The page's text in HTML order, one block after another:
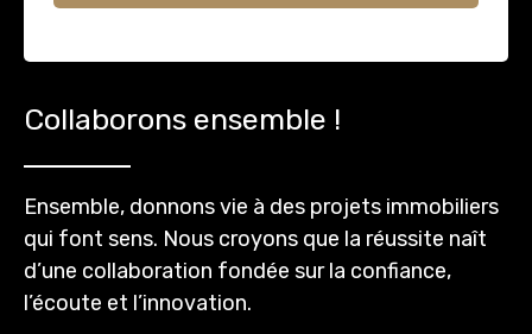
Collaborons ensemble !
Ensemble, donnons vie à des projets immobiliers
qui font sens. Nous croyons que la réussite naît
d’une collaboration fondée sur la confiance,
l’écoute et l’innovation.